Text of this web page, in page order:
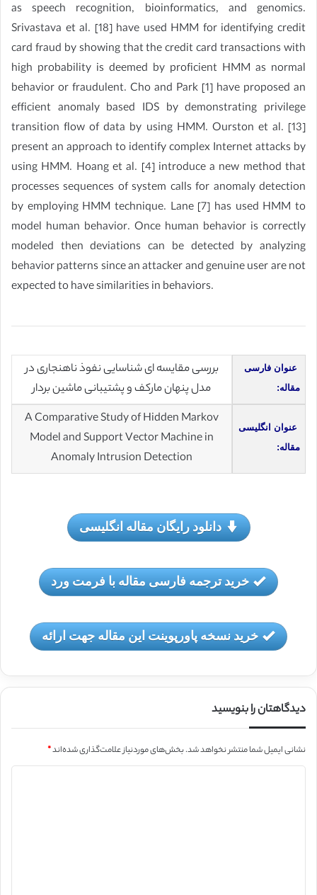
as speech recognition, bioinformatics, and genomics.
Srivastava et al. [18] have used HMM for identifying credit
card fraud by showing that the credit card transactions with
high probability is deemed by proficient HMM as normal
behavior or fraudulent. Cho and Park [1] have proposed an
efficient anomaly based IDS by demonstrating privilege
transition flow of data by using HMM. Ourston et al. [13]
present an approach to identify complex Internet attacks by
using HMM. Hoang et al. [4] introduce a new method that
processes sequences of system calls for anomaly detection
by employing HMM technique. Lane [7] has used HMM to
model human behavior. Once human behavior is correctly
modeled then deviations can be detected by analyzing
behavior patterns since an attacker and genuine user are not
expected to have similarities in behaviors.
عنوان فارسی
مقاله:
بررسی مقایسه ای شناسایی نفوذ ناهنجاری در
مدل پنهان مارکف و پشتیبانی ماشین بردار
عنوان انگلیسی
مقاله:
A Comparative Study of Hidden Markov
Model and Support Vector Machine in
Anomaly Intrusion Detection
دانلود رایگان مقاله انگلیسی
خرید ترجمه فارسی مقاله با فرمت ورد
خرید نسخه پاورپوینت این مقاله جهت ارائه
دیدگاهتان را بنویسید
نشانی ایمیل شما منتشر نخواهد شد.بخش‌های موردنیاز علامت‌گذاری شده‌اند*